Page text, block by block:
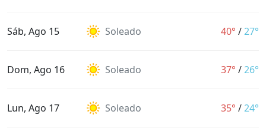
Sáb, Ago 15 Soleado 40° /27°
Dom, Ago 16 Soleado 37° /26°
Lun, Ago 17 Soleado 35° /24°